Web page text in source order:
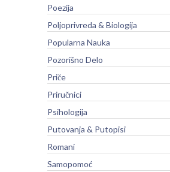
Poezija
Poljoprivreda & Biologija
Popularna Nauka
Pozorišno Delo
Priče
Priručnici
Psihologija
Putovanja & Putopisi
Romani
Samopomoć